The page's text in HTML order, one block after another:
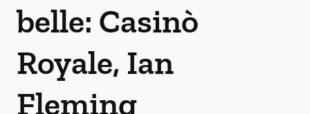
belle: Casinò
Royale, Ian
Fleming